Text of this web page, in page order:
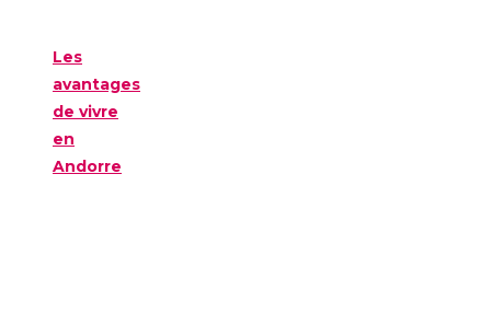
Les
avantages
de vivre
en
Andorre